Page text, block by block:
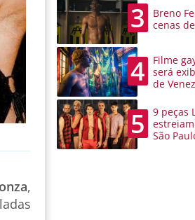
,
3
Breno
cenas
4
Filme
será
de
5
9 peças
São